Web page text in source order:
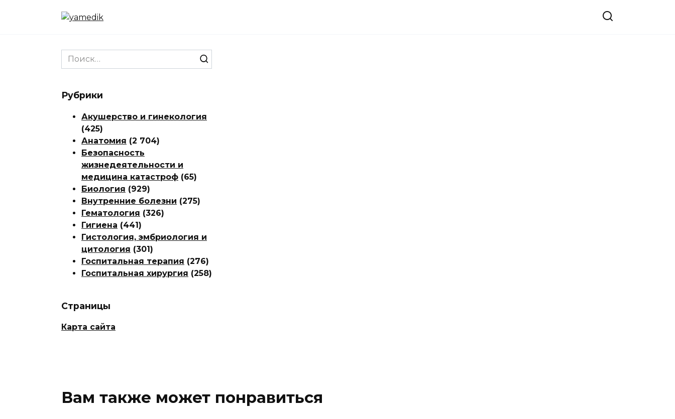
Search
for:
Рубрики
Акушерство и гинекология
(425)
Анатомия (2 704)
Безопасность
жизнедеятельности и
медицина катастроф (65)
Биология (929)
Внутренние болезни (275)
Гематология (326)
Гигиена (441)
Гистология, эмбриология и
цитология (301)
Госпитальная терапия (276)
Госпитальная хирургия (258)
Страницы
Карта сайта
Вам также может понравиться